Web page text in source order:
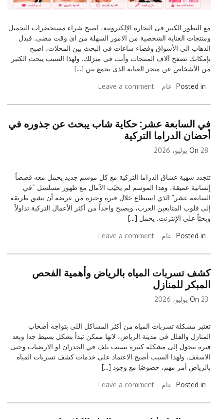
مع التطور الكبير فى التجارة الإلكترونية، اصبح شراء مستحضرات التجميل
ومنتجات العناية الشخصية من الامور السهلة من اى وقت مضى. فبدل
الذهاب الى الأسواق وقضاء ساعات فى البحث بين المحلات، اصبح
بإمكانك تصفح آلاف المنتجات وأنت فى منزلك. ولهذا السبب يبحث الكثير
من الأشخاص عن متجر العناية الذى يجمع بين […]
Posted in عام Leave a comment
في السابعة عشر: حكاية شاب يبحث عن جذوره في
أحضان الدراما التركية
On 28 يوليو، 2026
تتجدد شهية عشاق الدراما التركية مع كل موسم جديد يحمل معه قصصاً
إنسانية عميقة، وهذا الموسم لم يخيّب الآمال مع ظهور مسلسل “في
السابعة عشر” الذي استطاع خلال فترة وجيزة من عرضه أن يشق طريقه
إلى قلوب المتابعين العرب، ويصبح واحداً من أكثر الأعمال التركية تداولاً
وبحثاً على الإنترنت. يحمل […]
Posted in عام Leave a comment
كشف تسربات المياه بالرياض وأهمية الفحص
المبكر للمنازل
On 23 يوليو، 2026
تعتبر مشكلة تسربات المياه من أكثر المشاكل اللى بتواجه أصحاب
المنازل والفلل في مدينة الرياض، لانها ممكن تبدأ بشكل بسيط جدا وبعد
فترة تتحول إلى مشكلة كبيرة تسبب تلف في الجدران او الارضيات وحتى
الاسقف. ولهذا السبب أصبح الاعتماد على خدمات كشف تسربات المياه
بالرياض أمر مهم، خصوصًا مع وجود […]
Posted in عام Leave a comment